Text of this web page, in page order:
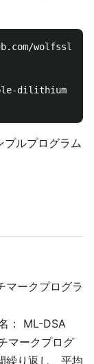
wolfssl/
dilithium
ルプログラム
マークプログラ
： ML-DSA
マークプログ
繰り返し、平均